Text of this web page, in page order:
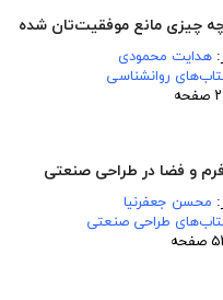
چه چیزی مانع موفقیت‌تان شده
هدایت محمودی
روانشناسی
فرم و فضا در طراحی صنعتی
محسن جعفرنیا
طراحی صنعتی